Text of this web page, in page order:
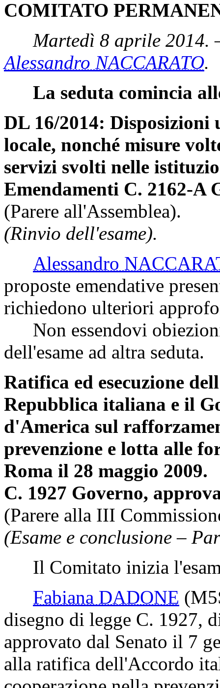
COMITATO
Martedì 8 aprile 2014.
Alessandro NACCARATO.
La seduta comincia
DL 16/2014:
locale, nonché misure
servizi svolti nelle
Emendamenti C. 2162-A
(Parere all'Assemblea).
(Rinvio dell'esame).
Alessandro
proposte emendative
richiedono ulteriori
Non essendovi
dell'esame ad altra seduta.
Ratifica ed esecuzione
Repubblica italiana e il
d'America sul
prevenzione e lotta alle
Roma il 28 maggio 2009.
C. 1927 Governo,
(Parere alla III
(Esame e conclusione –
Il Comitato inizia
Fabiana DADONE
disegno di legge C. 1927,
approvato dal Senato il 7
alla ratifica dell'Accordo